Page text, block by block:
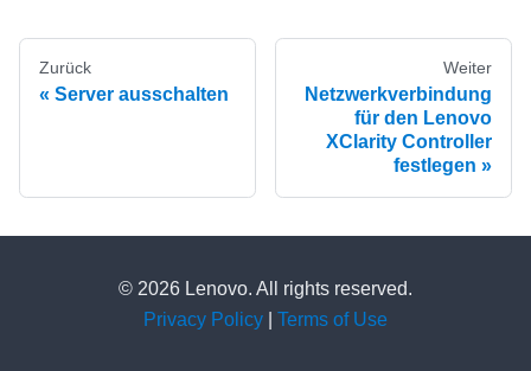
Zurück
Server ausschalten
Weiter
Netzwerkverbindung
für den Lenovo
XClarity Controller
festlegen
© 2026 Lenovo. All rights reserved.
Privacy Policy
Terms of Use